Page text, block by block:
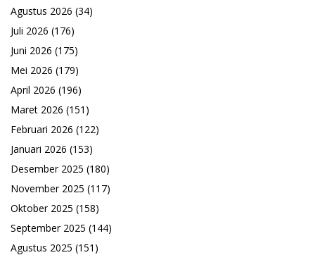
Agustus 2026 (34)
Juli 2026 (176)
Juni 2026 (175)
Mei 2026 (179)
April 2026 (196)
Maret 2026 (151)
Februari 2026 (122)
Januari 2026 (153)
Desember 2025 (180)
November 2025 (117)
Oktober 2025 (158)
September 2025 (144)
Agustus 2025 (151)